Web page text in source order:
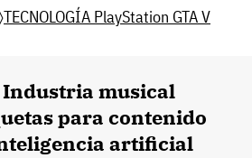
TECNOLOGÍA PlayStation GTA V
Industria musical
para contenido
artificial